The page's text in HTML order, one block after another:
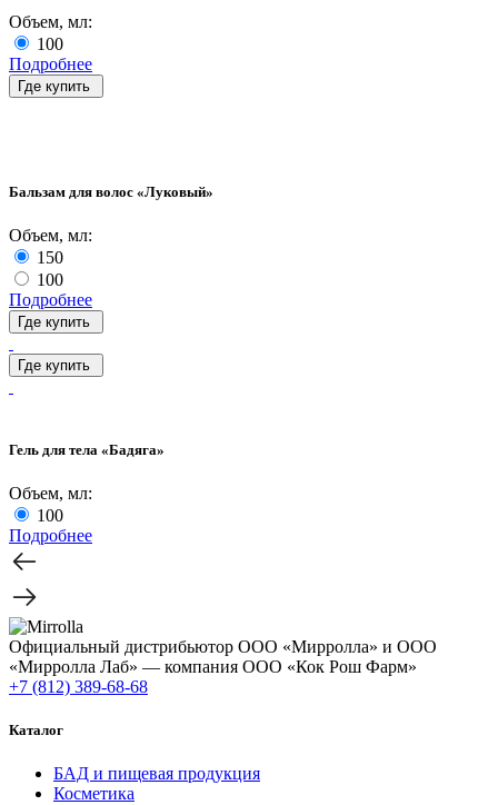
Объем, мл:
100
Подробнее
Где купить
Бальзам для волос «Луковый»
Объем, мл:
150
100
Подробнее
Где купить
Где купить
Гель для тела «Бадяга»
Объем, мл:
100
Подробнее
Официальный дистрибьютор ООО «Мирролла» и ООО
«Мирролла Лаб» — компания ООО «Кок Рош Фарм»
+7 (812) 389-68-68
Каталог
БАД и пищевая продукция
Косметика